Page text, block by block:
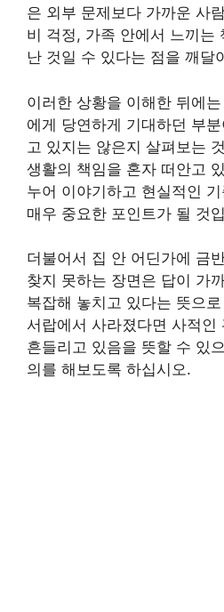
은 외부 문제보다 가까운 사
비 걱정, 가족 안에서 느끼는
난 것일 수 있다는 점을 깨달
이러한 상황을 이해한 뒤에
에게 당연하게 기대하던 부
고 있지는 않은지 살펴보는
생활의 책임을 혼자 떠안고
누어 이야기하고 현실적인
매우 중요한 포인트가 될 것
더불어서 집 안 어딘가에 금
찾지 못하는 장면은 답이 가
복잡해 놓치고 있다는 뜻으
서랍에서 사라졌다면 사적인
흔들리고 있음을 뜻할 수 있
의를 해보도록 하십시오.